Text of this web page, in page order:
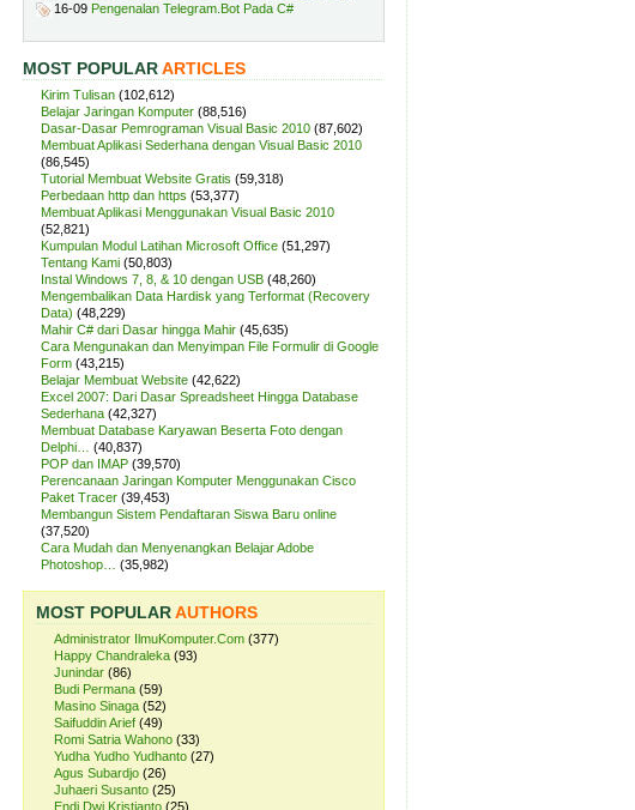
16-09 Pengenalan Telegram.Bot Pada C#
MOST POPULARARTICLES
Kirim Tulisan (102,612)
Belajar Jaringan Komputer (88,516)
Dasar-Dasar Pemrograman Visual Basic 2010 (87,602)
Membuat Aplikasi Sederhana dengan Visual Basic 2010
(86,545)
Tutorial Membuat Website Gratis (59,318)
Perbedaan http dan https (53,377)
Membuat Aplikasi Menggunakan Visual Basic 2010
(52,821)
Kumpulan Modul Latihan Microsoft Office (51,297)
Tentang Kami (50,803)
Instal Windows 7, 8, & 10 dengan USB (48,260)
Mengembalikan Data Hardisk yang Terformat (Recovery
Data) (48,229)
Mahir C# dari Dasar hingga Mahir (45,635)
Cara Mengunakan dan Menyimpan File Formulir di Google
Form (43,215)
Belajar Membuat Website (42,622)
Excel 2007: Dari Dasar Spreadsheet Hingga Database
Sederhana (42,327)
Membuat Database Karyawan Beserta Foto dengan
Delphi…
(40,837)
POP dan IMAP (39,570)
Perencanaan Jaringan Komputer Menggunakan Cisco
Paket Tracer (39,453)
Membangun Sistem Pendaftaran Siswa Baru online
(37,520)
Cara Mudah dan Menyenangkan Belajar Adobe
Photoshop…
(35,982)
MOST POPULARAUTHORS
Administrator IlmuKomputer.Com (377)
Happy Chandraleka (93)
Junindar (86)
Budi Permana (59)
Masino Sinaga (52)
Saifuddin Arief (49)
Romi Satria Wahono (33)
Yudha Yudho Yudhanto (27)
Agus Subardjo (26)
Juhaeri Susanto (25)
Endi Dwi Kristianto (25)